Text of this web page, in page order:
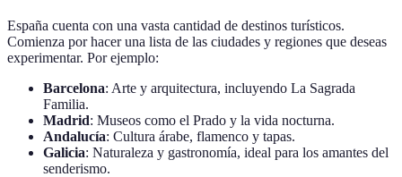
España cuenta con una vasta cantidad de destinos turísticos.
Comienza por hacer una lista de las ciudades y regiones que deseas
experimentar. Por ejemplo:
Barcelona: Arte y arquitectura, incluyendo La Sagrada
Familia.
Madrid: Museos como el Prado y la vida nocturna.
Andalucía: Cultura árabe, flamenco y tapas.
Galicia: Naturaleza y gastronomía, ideal para los amantes del
senderismo.